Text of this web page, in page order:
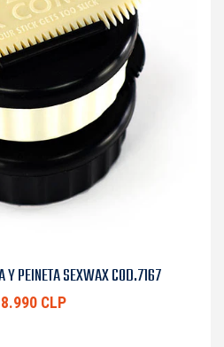
Y PEINETA SEXWAX COD.7167
CLP